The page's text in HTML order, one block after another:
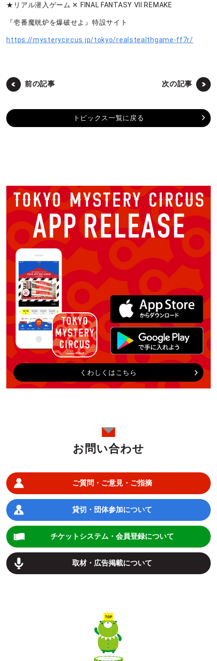
★リアル潜入ゲーム ✕ FINAL FANTASY VII REMAKE
『壱番魔晄炉を爆破せよ』特設サイト
https://mysterycircus.jp/tokyo/realstealthgame-ff7r/
前の記事 次の記事
トピックス一覧に戻る
くわしくはこちら
お問い合わせ
ご質問・ご意見・ご指摘
貸切・団体参加について
チケットシステム・会員登録について
取材・広告掲載について